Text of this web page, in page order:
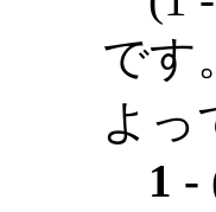
です
よって
1 -